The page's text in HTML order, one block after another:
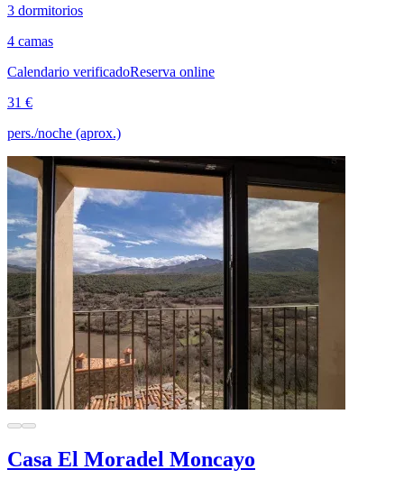
3 dormitorios
4 camas
Calendario verificadoReserva online
31 €
pers./noche (aprox.)
Casa El Moradel Moncayo